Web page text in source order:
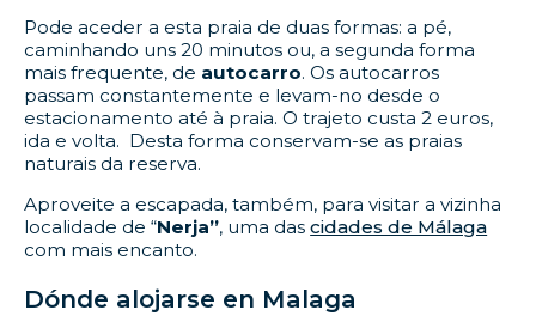
Pode aceder a esta praia de duas formas: a pé,
caminhando uns 20 minutos ou, a segunda forma
mais frequente, de autocarro. Os autocarros
passam constantemente e levam-no desde o
estacionamento até à praia. O trajeto custa 2 euros,
ida e volta. Desta forma conservam-se as praias
naturais da reserva.
Aproveite a escapada, também, para visitar a vizinha
localidade de “Nerja”, uma dascidades de Málaga
com mais encanto.
Dónde alojarse en Malaga